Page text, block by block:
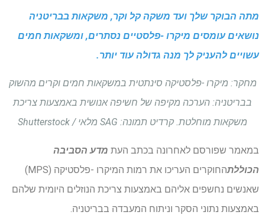
מתה הבוקר שלך ועד משקה קל וקר, משקאות בבריטניה
נושאים עומסים מיקרו -פלסטיים נסתרים, ומשקאות חמים
עשויים להעניק לך מנה גדולה עוד יותר.
מחקר: מיקרו -פלסטיקה סינתטית במשקאות חמים וקרים מהשוק
בבריטניה: הערכה מקיפה של חשיפה אנושית באמצעות צריכת
משקאות מוחלטת. קרדיט תמונה: SAG מלאי / Shutterstock
במאמר שפורסם לאחרונה בכתב העת מדע הסביבה
הכוללת
החוקרים העריכו את רמות המיקרו -פלסטיקה (MPS)
שאנשים נחשפים אליהם באמצעות צריכת הנוזלים היומית שלהם
באמצעות נתוני הסקר וניתוח המעבדה בבריטניה.